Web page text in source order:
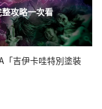
攻略一次看
「吉伊卡哇特別塗裝